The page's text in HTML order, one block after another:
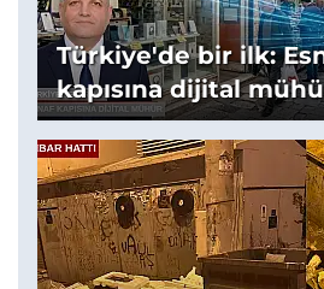
Türkiye'de bir ilk:
kapısına dijital